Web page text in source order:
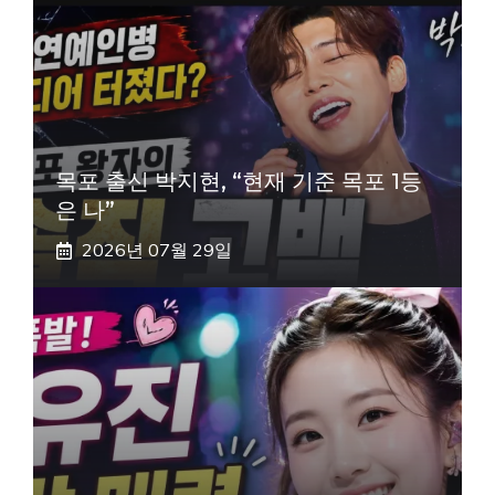
목포 출신 박지현, “현재 기준 목포 1등
은 나”
2026년 07월 29일